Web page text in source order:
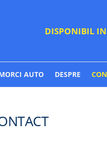
DISPONIBIL
AUTO DESPRE